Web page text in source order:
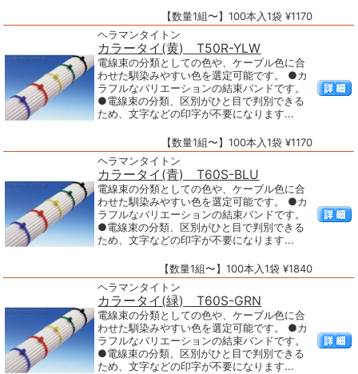
【数量1組〜】100本入1袋 ¥1170
ヘラマンタイトン
カラータイ(黄) T50R-YLW
電線束の分類としての色や、ケーブル色に合
わせた馴染みやすい色を選定可能です。 ●カ
ラフルなバリエーションの結束バンドです。
●電線束の分類、区別がひと目で判別できる
ため、文字などの印字が不要になります...
【数量1組〜】100本入1袋 ¥1170
ヘラマンタイトン
カラータイ(青) T60S-BLU
電線束の分類としての色や、ケーブル色に合
わせた馴染みやすい色を選定可能です。 ●カ
ラフルなバリエーションの結束バンドです。
●電線束の分類、区別がひと目で判別できる
ため、文字などの印字が不要になります...
【数量1組〜】100本入1袋 ¥1840
ヘラマンタイトン
カラータイ(緑) T60S-GRN
電線束の分類としての色や、ケーブル色に合
わせた馴染みやすい色を選定可能です。 ●カ
ラフルなバリエーションの結束バンドです。
●電線束の分類、区別がひと目で判別できる
ため、文字などの印字が不要になります...